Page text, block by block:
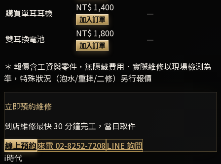
購買單耳耳機 NT$ 1,400
加入訂單
—
雙耳換電池 NT$ 1,800
加入訂單
—
＊ 報價含工資與零件，無隱藏費用．實際維修以現場檢測為
準，特殊狀況（泡水/重摔/二修）另行報價
立即預約維修
到店維修最快 30 分鐘完工，當日取件
線上預約來電 02-8252-7208 LINE 詢問
i時代